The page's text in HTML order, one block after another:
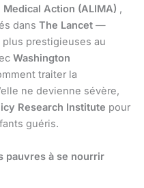
Action (ALIMA) ,
dans The Lancet —
plus prestigieuses au
Washington
traiter la
ne devienne sévère,
Research Institute pour
guéris.
pauvres à se nourrir